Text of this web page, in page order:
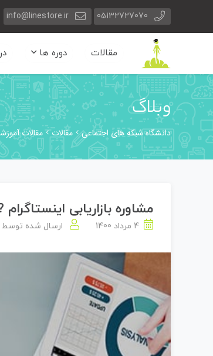
05132727070
info@linestore.ir
مقالات دوره ها
وبلاگ
دانشگاه شبکه های اجتماعی مقالات مقالات
مشاوره بازاریابی اینستاگرام
4 مرداد 1400 ارسال شده توسط